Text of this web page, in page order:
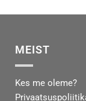
MEIST
Kes me oleme?